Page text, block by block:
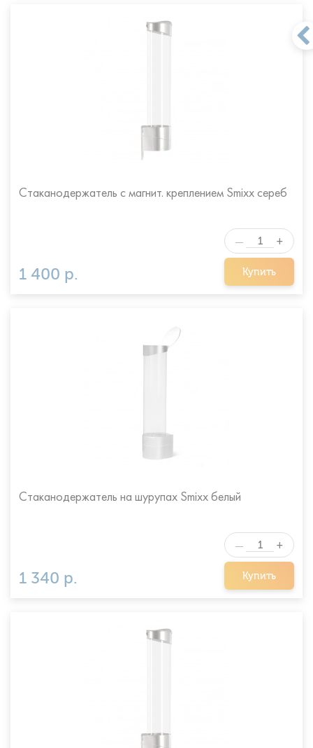
Стаканодержатель с магнит. креплением Smixx сереб
1 400 р. Купить
— +
Стаканодержатель на шурупах Smixx белый
1 340 р. Купить
— +